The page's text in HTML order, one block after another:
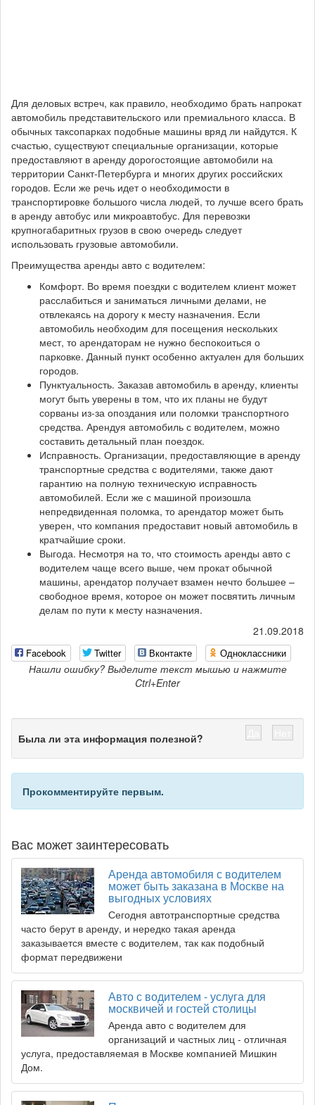
Для деловых встреч, как правило, необходимо брать напрокат
автомобиль представительского или премиального класса. В
обычных таксопарках подобные машины вряд ли найдутся. К
счастью, существуют специальные организации, которые
предоставляют в аренду дорогостоящие автомобили на
территории Санкт-Петербурга и многих других российских
городов. Если же речь идет о необходимости в
транспортировке большого числа людей, то лучше всего брать
в аренду автобус или микроавтобус. Для перевозки
крупногабаритных грузов в свою очередь следует
использовать грузовые автомобили.
Преимущества аренды авто с водителем:
Комфорт. Во время поездки с водителем клиент может
расслабиться и заниматься личными делами, не
отвлекаясь на дорогу к месту назначения. Если
автомобиль необходим для посещения нескольких
мест, то арендаторам не нужно беспокоиться о
парковке. Данный пункт особенно актуален для больших
городов.
Пунктуальность. Заказав автомобиль в аренду, клиенты
могут быть уверены в том, что их планы не будут
сорваны из-за опоздания или поломки транспортного
средства. Арендуя автомобиль с водителем, можно
составить детальный план поездок.
Исправность. Организации, предоставляющие в аренду
транспортные средства с водителями, также дают
гарантию на полную техническую исправность
автомобилей. Если же с машиной произошла
непредвиденная поломка, то арендатор может быть
уверен, что компания предоставит новый автомобиль в
кратчайшие сроки.
Выгода. Несмотря на то, что стоимость аренды авто с
водителем чаще всего выше, чем прокат обычной
машины, арендатор получает взамен нечто большее –
свободное время, которое он может посвятить личным
делам по пути к месту назначения.
21.09.2018
Facebook Twitter Вконтакте Одноклассники
Нашли ошибку? Выделите текст мышью и нажмите
Ctrl+Enter
Была ли эта информация полезной?
Прокомментируйте первым.
Вас может заинтересовать
Аренда автомобиля с водителем
может быть заказана в Москве на
выгодных условиях
Сегодня автотранспортные средства
часто берут в аренду, и нередко такая аренда
заказывается вместе с водителем, так как подобный
формат передвижени
Авто с водителем - услуга для
москвичей и гостей столицы
Аренда авто с водителем для
организаций и частных лиц - отличная
услуга, предоставляемая в Москве компанией Мишкин
Дом.